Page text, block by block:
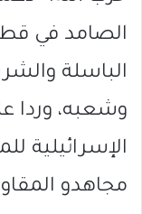
الصامد في
الباسلة
‏وشعبه، وردا
الإسرائيلية
مجاهدو